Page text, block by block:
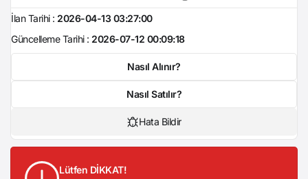
İlan Tarihi : 2026-04-13 03:27:00
Güncelleme Tarihi : 2026-07-12 00:09:18
Nasıl Alınır?
Nasıl Satılır?
Hata Bildir
Lütfen DİKKAT!